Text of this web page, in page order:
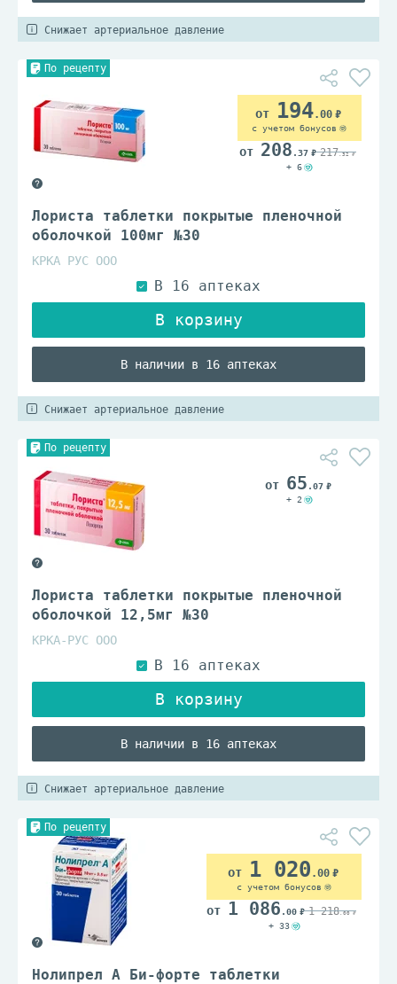
Снижает артериальное давление
По рецепту
Лориста таблетки покрытые пленочной
оболочкой 100мг №30
КРКА РУС ООО
В наличии в 16 аптеках
194.00
с учетом бонусов
208 .37 217.32
+ 6
Снижает артериальное давление
По рецепту
Лориста таблетки покрытые пленочной
оболочкой 12,5мг №30
КРКА-РУС ООО
В наличии в 16 аптеках
65 .07
+ 2
Снижает артериальное давление
По рецепту
Нолипрел А Би-форте таблетки
1 020 .00
с учетом бонусов
1 086 .00 1 218.00
+ 33